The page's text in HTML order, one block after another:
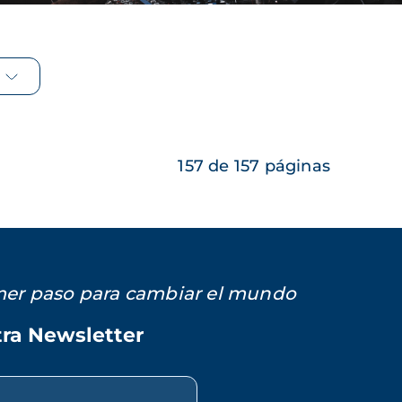
157 de 157 páginas
paso para cambiar el mundo
Newsletter